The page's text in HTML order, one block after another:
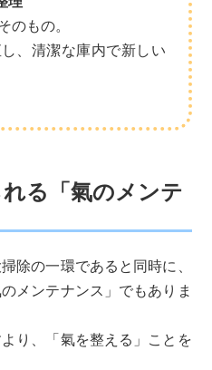
のもの。
、清潔な庫内で新しい
る「氣のメンテ
除の一環であると同時に、
メンテナンス」でもありま
り、「氣を整える」ことを